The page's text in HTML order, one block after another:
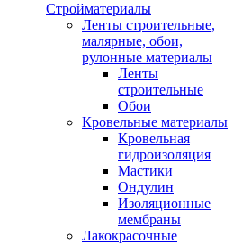
Стройматериалы
Ленты строительные,
малярные, обои,
рулонные материалы
Ленты
строительные
Обои
Кровельные материалы
Кровельная
гидроизоляция
Мастики
Ондулин
Изоляционные
мембраны
Лакокрасочные